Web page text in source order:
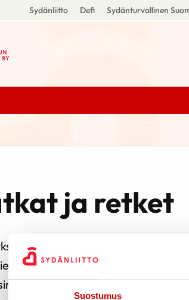
Suostumus
Sydänliitto Defi Sydänturvallinen
ja retket
matkavastaava on Hannu Sirén,
puh. 045 675 9343 ja